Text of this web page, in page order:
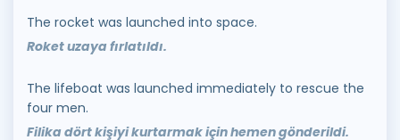
The rocket was launched into space.
Roket uzaya fırlatıldı.
The lifeboat was launched immediately to rescue the
four men.
Filika dört kişiyi kurtarmak için hemen gönderildi.